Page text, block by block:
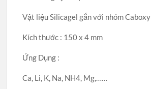
Vật liệu Silicagel gắn với nhóm Caboxy
Kích thước : 150 x 4 mm
Ứng Dụng :
Ca, Li, K, Na, NH4, Mg,……